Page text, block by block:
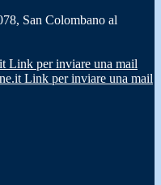
San Colombano al
Link per inviare una mail
Link per inviare una mail